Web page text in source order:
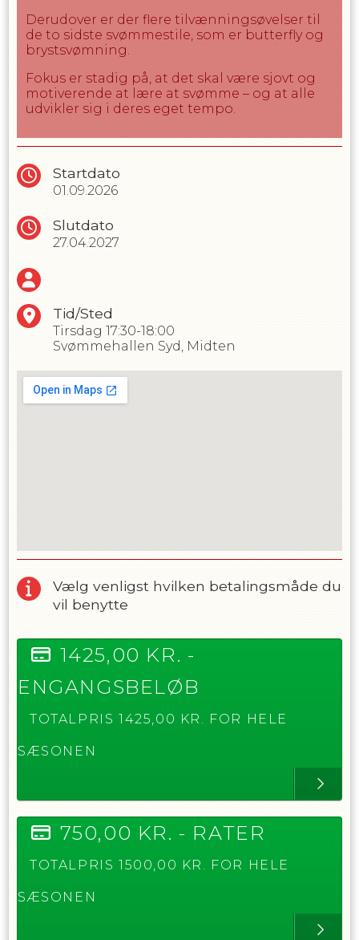
undervisningen. Det er muligt at observere
undervisningen enten fra midtergangen
eller fra opholdsrummet ved klublokalet.
Derudover er der flere tilvænningsøvelser til
de to sidste svømmestile, som er butterfly og
brystsvømning.
Fokus er stadig på, at det skal være sjovt og
motiverende at lære at svømme – og at alle
udvikler sig i deres eget tempo.
Startdato
01.09.2026
Slutdato
27.04.2027
Tid/Sted
Tirsdag 17:30-18:00
Svømmehallen Syd, Midten
Vælg venligst hvilken betalingsmåde du
vil benytte
1425,00 KR. -
ENGANGSBELØB
TOTALPRIS 1425,00 KR. FOR HELE
SÆSONEN
750,00 KR. - RATER
TOTALPRIS 1500,00 KR. FOR HELE
SÆSONEN